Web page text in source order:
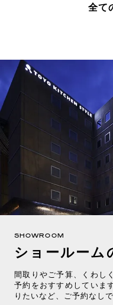
全て
SHOWROOM
ショールーム
間取りやご予算、くわし
予約をおすすめしていま
りたいなど、ご予約なし